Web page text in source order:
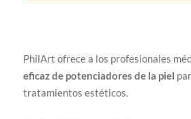
PhilArt ofrece a los profesionales
eficaz de potenciadores de la piel
tratamientos estéticos.